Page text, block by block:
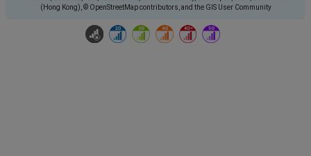
(Hong Kong), © OpenStreetMap contributors, and the GIS User Community